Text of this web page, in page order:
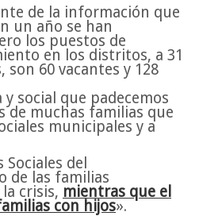
de la información que
un año se han
los puestos de
en los distritos, a 31
son 60 vacantes y 128
social que padecemos
de muchas familias que
municipales y a
del
de las familias
crisis, mientras que el
con hijos».